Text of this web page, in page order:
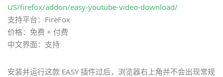
US/firefox/addon/easy-youtube-video-download/
支持平台：FireFox
价格：免费 + 付费
中文界面：支持
安装并运行这款 EASY 插件过后，浏览器右上角并不会出现常规